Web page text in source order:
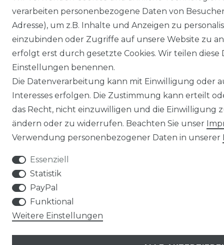
verarbeiten personenbezogene Daten von
Adresse), um z.B. Inhalte und Anzeigen zu
einzubinden oder Zugriffe auf unsere Website zu
erfolgt erst durch gesetzte Cookies. Wir teilen
Einstellungen benennen.
Die Datenverarbeitung kann mit Einwilligung oder
Interesses erfolgen. Die Zustimmung kann erteilt
das Recht, nicht einzuwilligen und die Einwilligung
ändern oder zu widerrufen. Beachten Sie unser
Verwendung personenbezogener Daten in unserer
Essenziell
Statistik
PayPal
Funktional
Weitere Einstellungen